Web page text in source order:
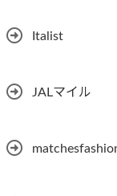
Italist
JALマイル